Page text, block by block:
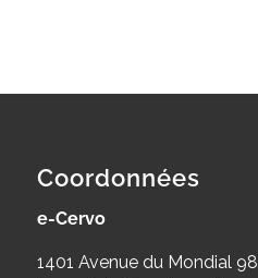
Coordonnées
e-Cervo
1401 Avenue du Mondial 98